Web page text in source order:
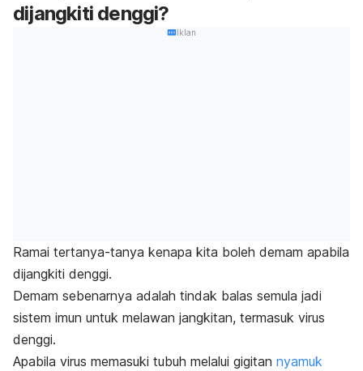
dijangkiti denggi?
Iklan
Ramai tertanya-tanya kenapa kita boleh demam apabila
dijangkiti denggi.
Demam sebenarnya adalah tindak balas semula jadi
sistem imun untuk melawan jangkitan, termasuk virus
denggi.
Apabila virus memasuki tubuh melalui gigitan nyamuk